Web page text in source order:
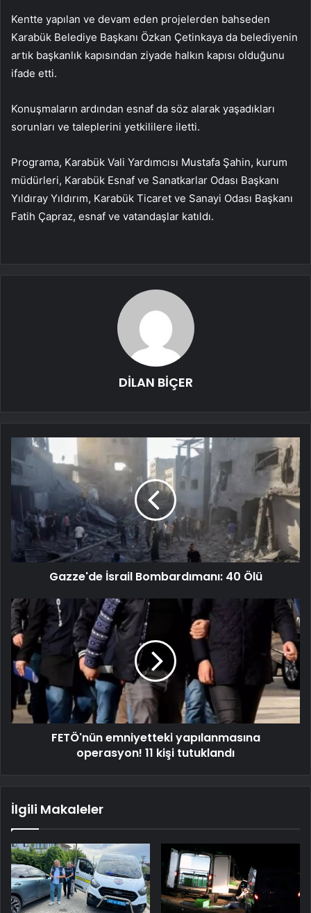
Kentte yapılan ve devam eden projelerden bahseden
Karabük Belediye Başkanı Özkan Çetinkaya da belediyenin
artık başkanlık kapısından ziyade halkın kapısı olduğunu
ifade etti.
Konuşmaların ardından esnaf da söz alarak yaşadıkları
sorunları ve taleplerini yetkililere iletti.
Programa, Karabük Vali Yardımcısı Mustafa Şahin, kurum
müdürleri, Karabük Esnaf ve Sanatkarlar Odası Başkanı
Yıldıray Yıldırım, Karabük Ticaret ve Sanayi Odası Başkanı
Fatih Çapraz, esnaf ve vatandaşlar katıldı.
DİLAN BİÇER
Gazze'de İsrail Bombardımanı: 40 Ölü
FETÖ'nün emniyetteki yapılanmasına
operasyon! 11 kişi tutuklandı
İlgili Makaleler